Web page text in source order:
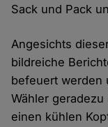
Sack und Pack
Angesichts
bildreiche
befeuert werden
Wähler
einen kühlen